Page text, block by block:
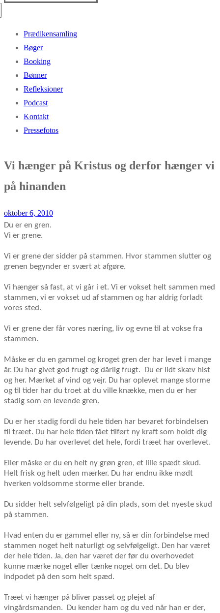
Prædikensamling
Bøger
Booking
Bønner
Refleksioner
Podcast
Kontakt
Pressefotos
Vi hænger på Kristus og derfor hænger vi
på hinanden
oktober 6, 2010
Du er en gren.
Vi er grene.
Vi er grene der sidder på stammen. Hvor stammen slutter og
grenen begynder er svært at afgøre.
Vi hænger så fast, at vi går i et. Vi er vokset helt sammen med
stammen, vi er vokset ud af stammen og har aldrig forladt
vores sted.
Vi er grene der får vores næring, liv og evne til at vokse fra
stammen.
Måske er du en gammel og kroget gren der har levet i mange
år. Du har givet god frugt og dårlig frugt.
Du er lidt skæv hist
og her. Mærket af vind og vejr. Du har oplevet mange storme
og til tider har du troet at du ville knække, men du er her
stadig som en levende gren.
Du er her stadig fordi du hele tiden har bevaret forbindelsen
til træet. Du har hele tiden fået tilført ny kraft som holdt dig
levende. Du har overlevet det hele, fordi træet har overlevet.
Eller måske er du en helt ny grøn gren, et lille spædt skud.
Helt frisk og helt uden mærker. Du har endnu ikke mødt
hverken voldsomme storme eller brande.
Du sidder helt selvfølgeligt på din plads, som det nyeste skud
på stammen.
Hvad enten du er gammel eller ny, så er din forbindelse med
stammen noget helt naturligt og selvfølgeligt. Den har været
der hele tiden. Ja, den har været der før du overhovedet
kunne mærke noget eller tænke noget om det. Du blev
indpodet på den som helt spæd.
Træet vi hænger på bliver passet og plejet af
vingårdsmanden.
Du kender ham og du ved når han er der,